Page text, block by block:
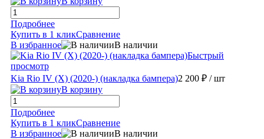
Подробнее
Купить в 1 кликСравнение
В избранное
В наличии
Быстрый
просмотр
Kia Rio IV (X) (2020-) (накладка бампера)2 200 ₽ / шт
В корзину
Подробнее
Купить в 1 кликСравнение
В избранное
В наличии